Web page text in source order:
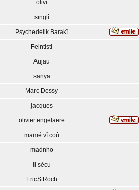
olivî
singlî
Psychedelik Barakî
Feintisti
Aujau
sanya
Marc Dessy
jacques
olivier.engelaere
mamé vî coû
madnho
li sécu
EricStRoch